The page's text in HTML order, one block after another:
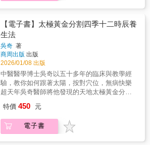
不宜） ◎有膽、沒膽，看膽經 膽，就像身體的
判斷官，負責做出決策、掌控勇氣。 膽氣不
足，不只容易猶豫、拖延，還可能出現肩頸緊
繃、胸口悶。 想要疏通膽經、增強膽氣，「拿
捏」肩井穴效果好。（孕婦、體質虛弱者不
宜）◎腎，先天之本，精力不足找腎經 腎臟是
人體五臟中重要臟器之一，《黃帝內經》：
「腎者，精之處也。」 故腎又被稱為「先天之
本」，具有生精養精的作用。 想要補腎，最好
的辦法就是按摩腎經的起始點——湧泉穴， 據
應「肺」、手少陰經對應「心」、 足陽明經對
應「胃」，每條經脈都有對應的臟腑， 循經自
癒，保持氣血流暢，疾病不入。
中提到，人體有十二經脈，包含 手三陰（肺、
心包、心）、手三陽（大腸、三焦、小腸）、
足三陽（胃、膽、膀胱）、足三陰（脾、肝、
腎）。 在《靈樞．經別篇》中更是開宗明義的
指出： 「十二經脈者，人之所以生，病之所以
成，人之所以治，病之所以起。」 經絡，既是
人的根本，也是病的源頭。 本書作者牟明威是
中西醫雙博士、北京中醫藥大學東直門醫院骨
科主任。 他以中西醫結合的觀點，融會《黃帝
內經》的智慧， 循著十二正經的脈絡，帶你認
脈。 說明各經脈的獨特功效與主治病症， 教你
透過經絡啟動身體自癒力，恢復平衡、重拾健
康。 ◎肺經養好消百病 《黃帝內經》：「諸氣
【電子書】太極黃金分割四季十二時辰養
生法
吳奇 著
商周出版 出版
2026/01/08 出版
中醫醫學博士吳奇以五十多年的臨床與教學經
驗，教你如何跟著太陽，按對穴位，無病快樂
超天年吳奇醫師將他發現的天地太極黃金分割
啟法天則地，優化人體最佳內環境。「太極黃
金分割」就是利用太陽、地球的大太極場跟人
體的小太極場共振時，會產生一個巨大的扶正
特價 450 元
電子書